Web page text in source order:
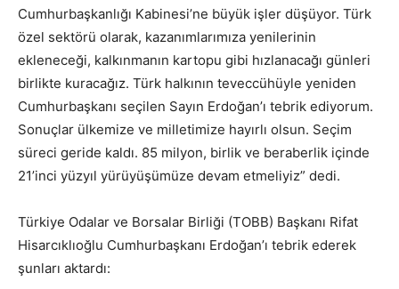
Cumhurbaşkanlığı Kabinesi’ne büyük işler düşüyor. Türk
özel sektörü olarak, kazanımlarımıza yenilerinin
ekleneceği, kalkınmanın kartopu gibi hızlanacağı günleri
birlikte kuracağız. Türk halkının teveccühüyle yeniden
Cumhurbaşkanı seçilen Sayın Erdoğan’ı tebrik ediyorum.
Sonuçlar ülkemize ve milletimize hayırlı olsun. Seçim
süreci geride kaldı. 85 milyon, birlik ve beraberlik içinde
21’inci yüzyıl yürüyüşümüze devam etmeliyiz” dedi.
Türkiye Odalar ve Borsalar Birliği (TOBB) Başkanı Rifat
Hisarcıklıoğlu Cumhurbaşkanı Erdoğan’ı tebrik ederek
şunları aktardı: